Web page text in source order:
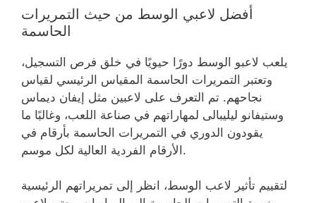
أفضل لاعبي الوسط من حيث التمريرات
الحاسمة
يلعب لاعبو الوسط دورًا حيويًا في خلق فرص التسجيل،
وتعتبر التمريرات الحاسمة المقياس الرئيسي لقياس
نجاحهم. تم التعرف على لاعبين مثل إيفان ديماس
وستيفانو ليليبالى لمهاراتهم في صناعة اللعب، وغالبًا ما
يقودون الدوري في التمريرات الحاسمة بأرقام في
الأرقام الفردية العالية لكل موسم.
لتقييم تأثير لاعب الوسط، انظر إلى تمريراتهم الرئيسية